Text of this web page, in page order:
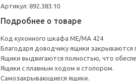
Артикул: 892.383.10
Подробнее о товаре
Код кухонного шкафа ME/MA 424
Благодаря доводчику ящики закрываются
Ящики выдвигаются полностью, что
Ящики с плавным ходом и стопором.
Самозакрывающиеся ящики.